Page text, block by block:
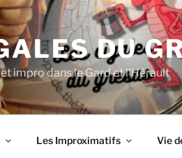
DU
impro dans le Gard et l'Hérault
Les Improximatifs Vie